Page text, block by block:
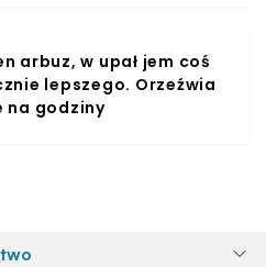
arbuz, w upał jem coś
lepszego. Orzeźwia
na godziny